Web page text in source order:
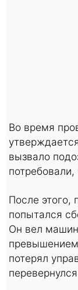
Во время
вызвало
После этого,
попытался
Он вел
превышением
потерял